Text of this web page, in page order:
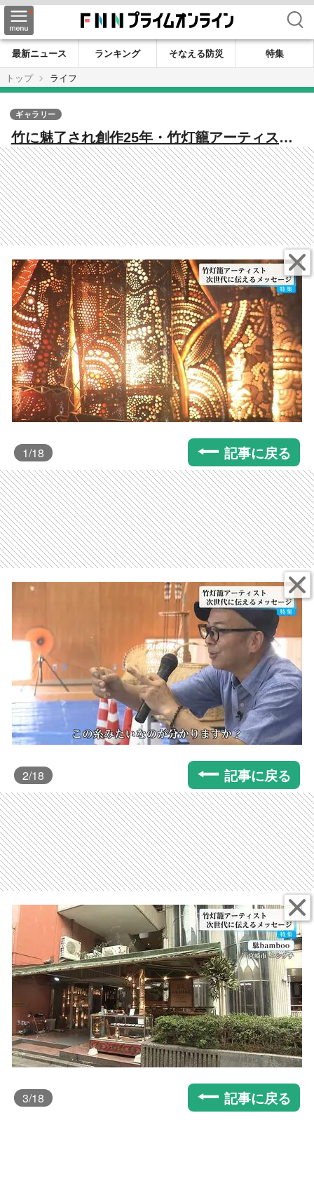
検索
最新ニュース ランキング そなえる防災
特集
トップ
ライフ
竹に魅了され創作25年・竹灯籠アーティスト
「真剣にひとつのことに情熱を注いで向き合
っている大人」次世代へ伝えるメッセージ
ギャラリー
1/18 記事に戻る
2/18 記事に戻る
3/18 記事に戻る